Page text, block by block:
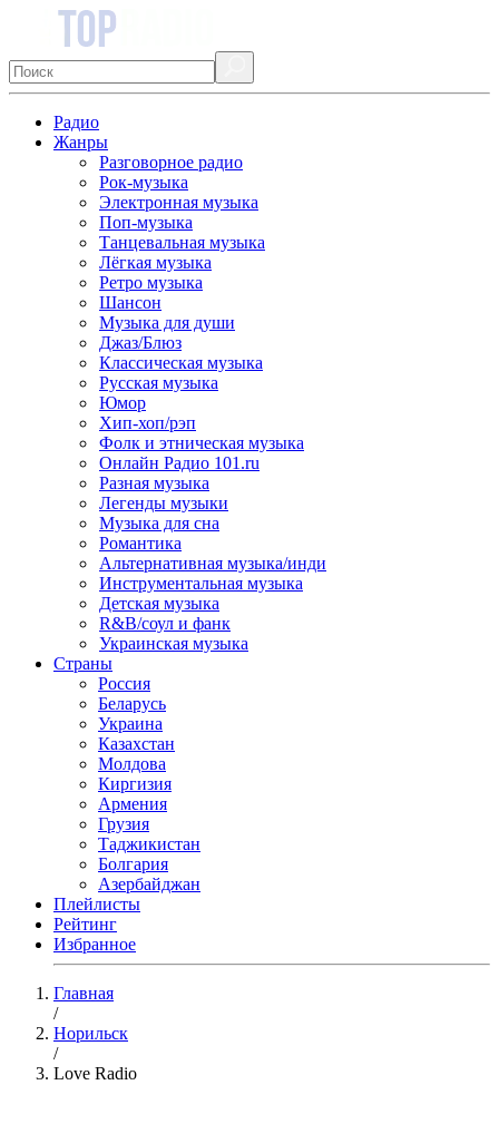
Радио
Жанры
Разговорное радио
Рок-музыка
Электронная музыка
Поп-музыка
Танцевальная музыка
Лёгкая музыка
Ретро музыка
Шансон
Музыка для души
Джаз/Блюз
Классическая музыка
Русская музыка
Юмор
Хип-хоп/рэп
Фолк и этническая музыка
Онлайн Радио 101.ru
Разная музыка
Легенды музыки
Музыка для сна
Романтика
Альтернативная музыка/инди
Инструментальная музыка
Детская музыка
R&B/cоул и фанк
Украинская музыка
Страны
Россия
Беларусь
Украина
Казахстан
Молдова
Киргизия
Армения
Грузия
Таджикистан
Болгария
Азербайджан
Плейлисты
Рейтинг
Избранное
Главная
/
Норильск
/
Love Radio